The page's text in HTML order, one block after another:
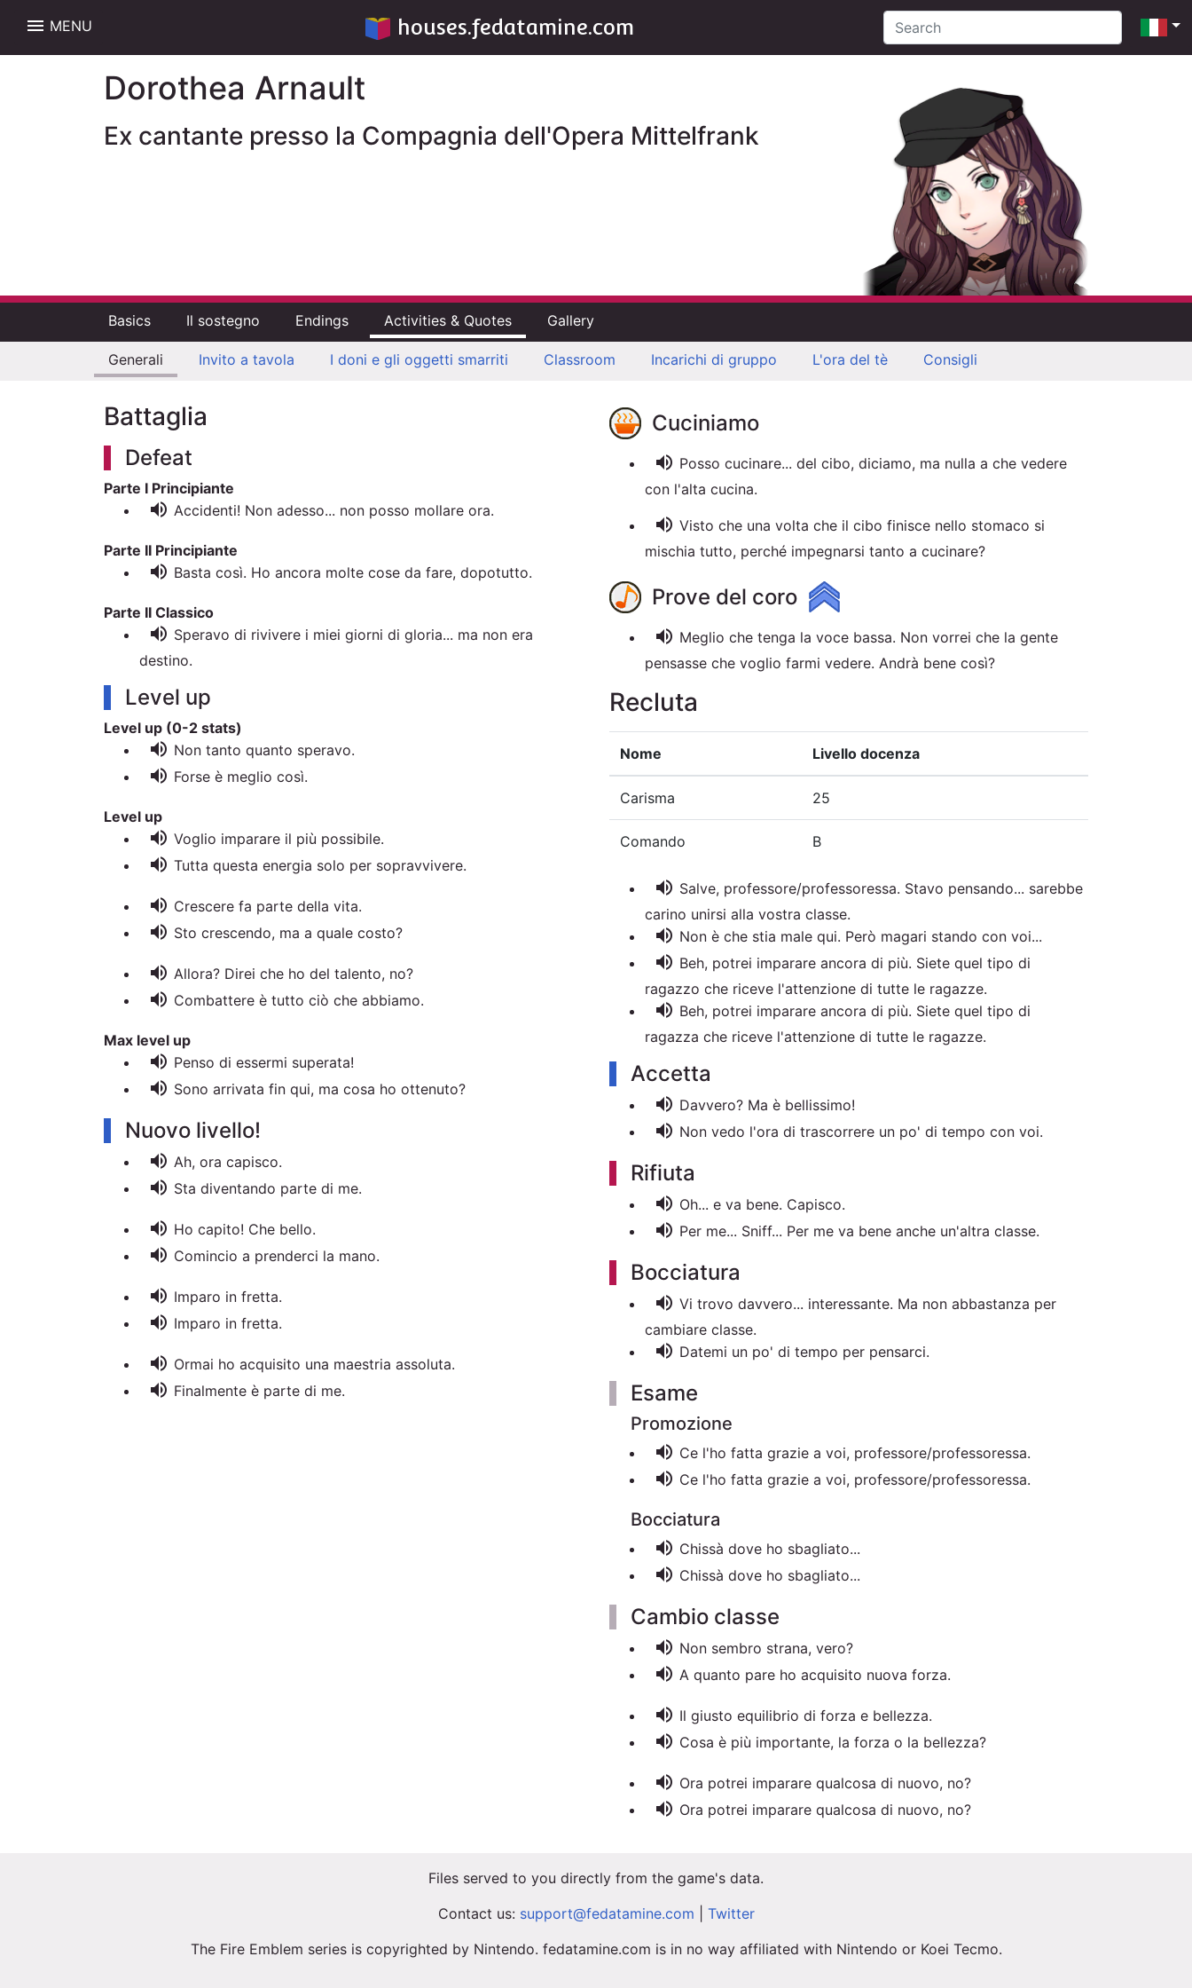
menu MENU houses.fedatamine.com
Dorothea Arnault
Ex cantante presso la Compagnia dell'Opera Mittelfrank
Basics Il sostegno Endings Activities & Quotes Gallery
Generali Invito a tavola I doni e gli oggetti smarriti Classroom Incarichi di gruppo L'ora del tè Consigli
Battaglia
Defeat
Parte I Principiante
volume_up Accidenti! Non adesso... non posso mollare ora.
Parte II Principiante
volume_up Basta così. Ho ancora molte cose da fare, dopotutto.
Parte II Classico
volume_up Speravo di rivivere i miei giorni di gloria... ma non era
destino.
Level up
Level up (0-2 stats)
volume_up Non tanto quanto speravo.
volume_up Forse è meglio così.
Level up
volume_up Voglio imparare il più possibile.
volume_up Tutta questa energia solo per sopravvivere.
volume_up Crescere fa parte della vita.
volume_up Sto crescendo, ma a quale costo?
volume_up Allora? Direi che ho del talento, no?
volume_up Combattere è tutto ciò che abbiamo.
Max level up
volume_up Penso di essermi superata!
volume_up Sono arrivata fin qui, ma cosa ho ottenuto?
Nuovo livello!
volume_up Ah, ora capisco.
volume_up Sta diventando parte di me.
volume_up Ho capito! Che bello.
volume_up Comincio a prenderci la mano.
volume_up Imparo in fretta.
volume_up Imparo in fretta.
volume_up Ormai ho acquisito una maestria assoluta.
volume_up Finalmente è parte di me.
Cuciniamo
volume_up Posso cucinare... del cibo, diciamo, ma nulla a che vedere
con l'alta cucina.
volume_up Visto che una volta che il cibo finisce nello stomaco si
mischia tutto, perché impegnarsi tanto a cucinare?
Prove del coro
volume_up Meglio che tenga la voce bassa. Non vorrei che la gente
pensasse che voglio farmi vedere. Andrà bene così?
Recluta
Nome Livello docenza
Carisma 25
Comando B
volume_up Salve, professore/professoressa. Stavo pensando... sarebbe
carino unirsi alla vostra classe.
volume_up Non è che stia male qui. Però magari stando con voi...
volume_up Beh, potrei imparare ancora di più. Siete quel tipo di
ragazzo che riceve l'attenzione di tutte le ragazze.
volume_up Beh, potrei imparare ancora di più. Siete quel tipo di
ragazza che riceve l'attenzione di tutte le ragazze.
Accetta
volume_up Davvero? Ma è bellissimo!
volume_up Non vedo l'ora di trascorrere un po' di tempo con voi.
Rifiuta
volume_up Oh... e va bene. Capisco.
volume_up Per me... Sniff... Per me va bene anche un'altra classe.
Bocciatura
volume_up Vi trovo davvero... interessante. Ma non abbastanza per
cambiare classe.
volume_up Datemi un po' di tempo per pensarci.
Esame
Promozione
volume_up Ce l'ho fatta grazie a voi, professore/professoressa.
volume_up Ce l'ho fatta grazie a voi, professore/professoressa.
Bocciatura
volume_up Chissà dove ho sbagliato...
volume_up Chissà dove ho sbagliato...
Cambio classe
volume_up Non sembro strana, vero?
volume_up A quanto pare ho acquisito nuova forza.
volume_up Il giusto equilibrio di forza e bellezza.
volume_up Cosa è più importante, la forza o la bellezza?
volume_up Ora potrei imparare qualcosa di nuovo, no?
volume_up Ora potrei imparare qualcosa di nuovo, no?
Files served to you directly from the game's data.
Contact us: support@fedatamine.com
Twitter
The Fire Emblem series is copyrighted by Nintendo. fedatamine.com is in no way affiliated with Nintendo or Koei Tecmo.